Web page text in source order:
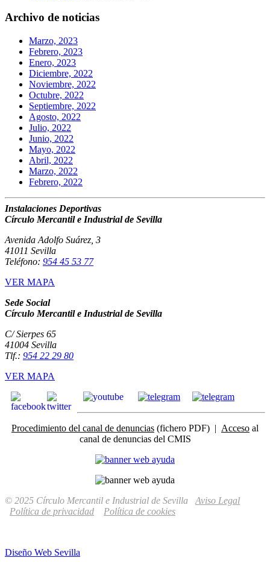
Archivo de noticias
Marzo, 2023
Febrero, 2023
Enero, 2023
Diciembre, 2022
Noviembre, 2022
Octubre, 2022
Septiembre, 2022
Agosto, 2022
Julio, 2022
Junio, 2022
Mayo, 2022
Abril, 2022
Marzo, 2022
Febrero, 2022
Instalaciones Deportivas
Círculo Mercantil e Industrial de Sevilla
Avenida Adolfo Suárez, 3
41011 Sevilla
Teléfono: 954 45 53 77
VER MAPA
Sede Social
Círculo Mercantil e Industrial de Sevilla
C/ Sierpes 65
41004 Sevilla
Tlf.: 954 22 29 80
VER MAPA
Procedimiento del canal de denuncias (fichero PDF) | Acceso al
canal de denuncias del CMIS
© 2025 Círculo Mercantil e Industrial de Sevilla Aviso Legal
Política de privacidad
Política de cookies
Diseño Web Sevilla